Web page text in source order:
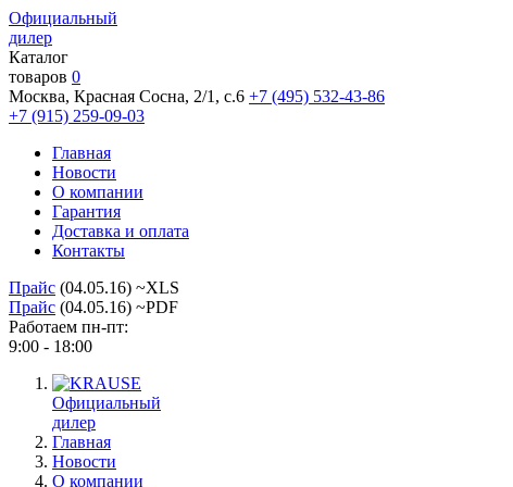
Официальный
дилер
Каталог
товаров 0
Москва, Красная Сосна, 2/1, с.6 +7 (495) 532-43-86
+7 (915) 259-09-03
Главная
Новости
О компании
Гарантия
Доставка и оплата
Контакты
Прайс (04.05.16) ~XLS
Прайс (04.05.16) ~PDF
Работаем пн-пт:
9:00 - 18:00
Официальный
дилер
Главная
Новости
О компании